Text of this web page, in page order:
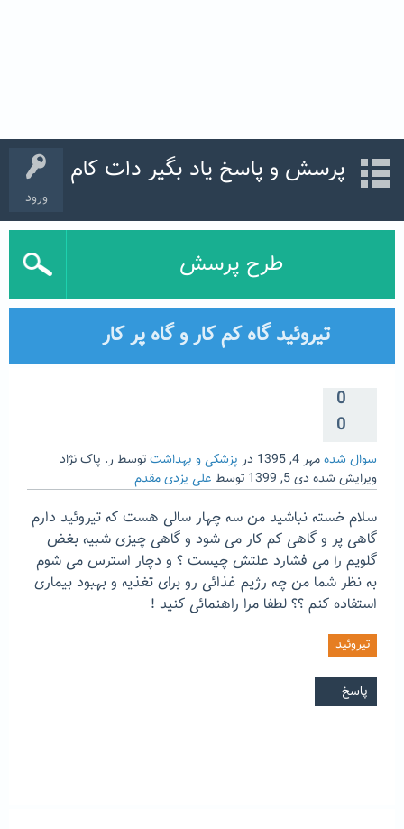
ورود
پرسش و پاسخ یاد بگیر دات کام
طرح پرسش
تیروئید گاه کم کار و گاه پر کار
0
0
سوال شدهمهر 4, 1395 در پزشکی و بهداشتتوسط ر. پاک نژاد
ویرایش شده دی 5, 1399 توسط علی یزدی مقدم
سلام خسته نباشید من سه چهار سالی هست که تیروئید دارم
گاهی پر و گاهی کم کار می شود و گاهی چیزی شبیه بغض
گلویم را می فشارد علتش چیست ؟ و دچار استرس می شوم
به نظر شما من چه رژیم غذائی رو برای تغذیه و بهبود بیماری
استفاده کنم ؟؟ لطفا مرا راهنمائی کنید !
تیروئید